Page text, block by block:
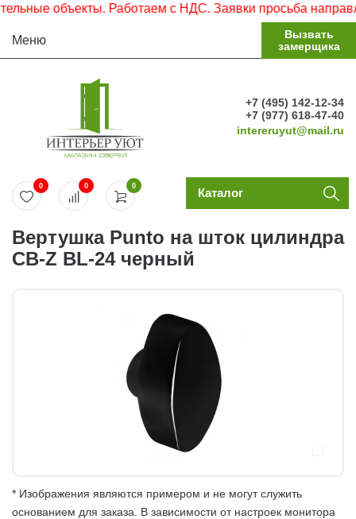
объекты. Работаем с НДС. Заявки просьба
Меню
Вызвать
замерщика
+7 (495) 142-12-34
+7 (977) 618-47-40
intereruyut@mail.ru
0
0 0 Каталог
Вертушка Punto на шток цилиндра
CB-Z BL-24 черный
* Изображения являются примером и не могут служить
основанием для заказа. В зависимости от настроек монитора